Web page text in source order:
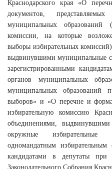
Краснодарского края «О
документов,
муниципальных образований
комиссии, на которые
выборы избирательных
выдвинувшими муниципальные
зарегистрированными
органов муниципальных
муниципальных образований
выборов» и «О перечне и
избирательную комиссию
объединениями,
окружные
одномандатным избирательным
кандидатами в депутаты при
Законодательного Собрания